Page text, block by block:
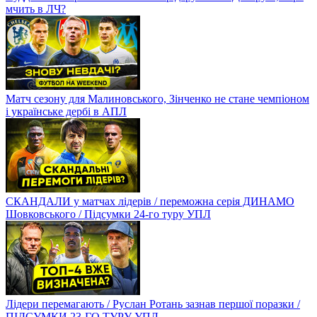
мчить в ЛЧ?
Матч сезону для Малиновського, Зінченко не стане чемпіоном
і українське дербі в АПЛ
СКАНДАЛИ у матчах лідерів / переможна серія ДИНАМО
Шовковського / Підсумки 24-го туру УПЛ
Лідери перемагають / Руслан Ротань зазнав першої поразки /